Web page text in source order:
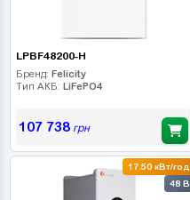
LPBF48200-H
Бренд: Felicity
Тип АКБ: LiFePO4
107 738грн
17.50 кВт/год
48 В